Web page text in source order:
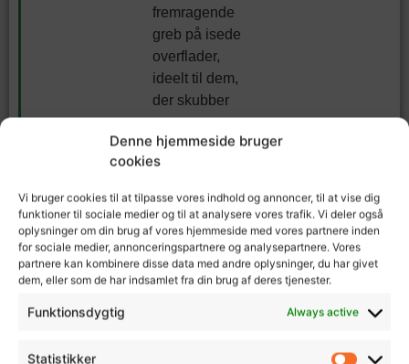
Denne hjemmeside bruger
cookies
Vi bruger cookies til at tilpasse vores indhold og annoncer, til at vise dig
funktioner til sociale medier og til at analysere vores trafik. Vi deler også
oplysninger om din brug af vores hjemmeside med vores partnere inden
for sociale medier, annonceringspartnere og analysepartnere. Vores
partnere kan kombinere disse data med andre oplysninger, du har givet
dem, eller som de har indsamlet fra din brug af deres tjenester.
Funktionsdygtig Always active
Statistikker
fremragende
greb på isede
overflader,
ideelt til dem,
der skubber
grænserne.
5. Atomic
AMT
Let
aluminium
giver både
holdbarhed
e greb sikrer